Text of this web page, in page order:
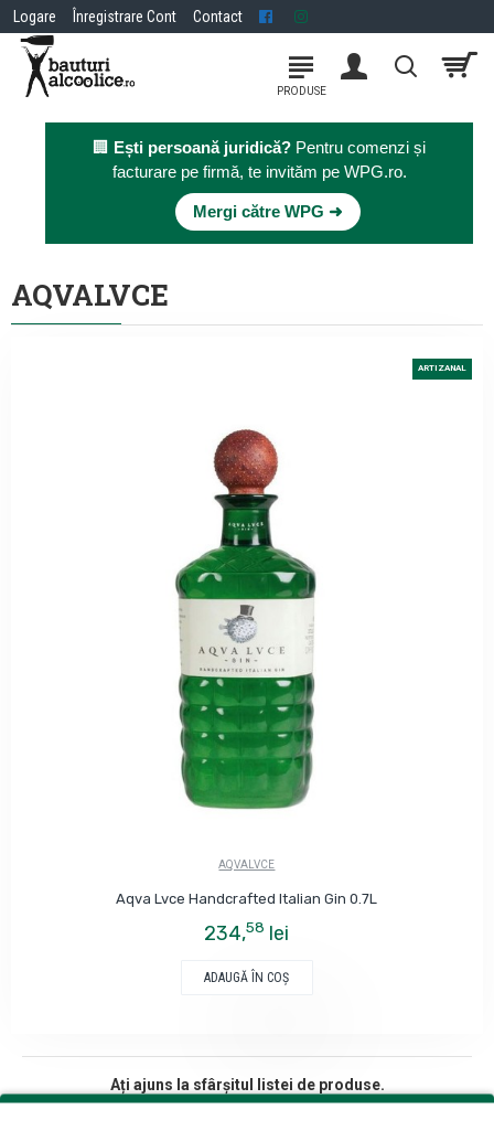
Logare Înregistrare Cont Contact
🏢 Ești persoană juridică? Pentru comenzi și
facturare pe firmă, te invităm pe WPG.ro.
Mergi către WPG ➜
AQVALVCE
ARTIZANAL
AQVALVCE
Aqva Lvce Handcrafted Italian Gin 0.7L
234,58 lei
ADAUGĂ ÎN COŞ
Ați ajuns la sfârșitul listei de produse.